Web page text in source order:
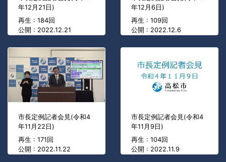
年12月21日)
再生 : 184回
公開 : 2022.12.21
年12月6日)
再生 : 109回
公開 : 2022.12.6
市長定例記者会見(令和4
年11月22日)
再生 : 171回
公開 : 2022.11.22
市長定例記者会見(令和4
年11月9日)
再生 : 104回
公開 : 2022.11.9